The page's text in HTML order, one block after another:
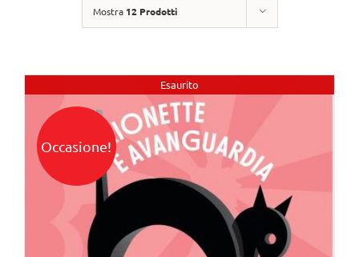
Mostra 12 Prodotti
Esaurito
Occasione!